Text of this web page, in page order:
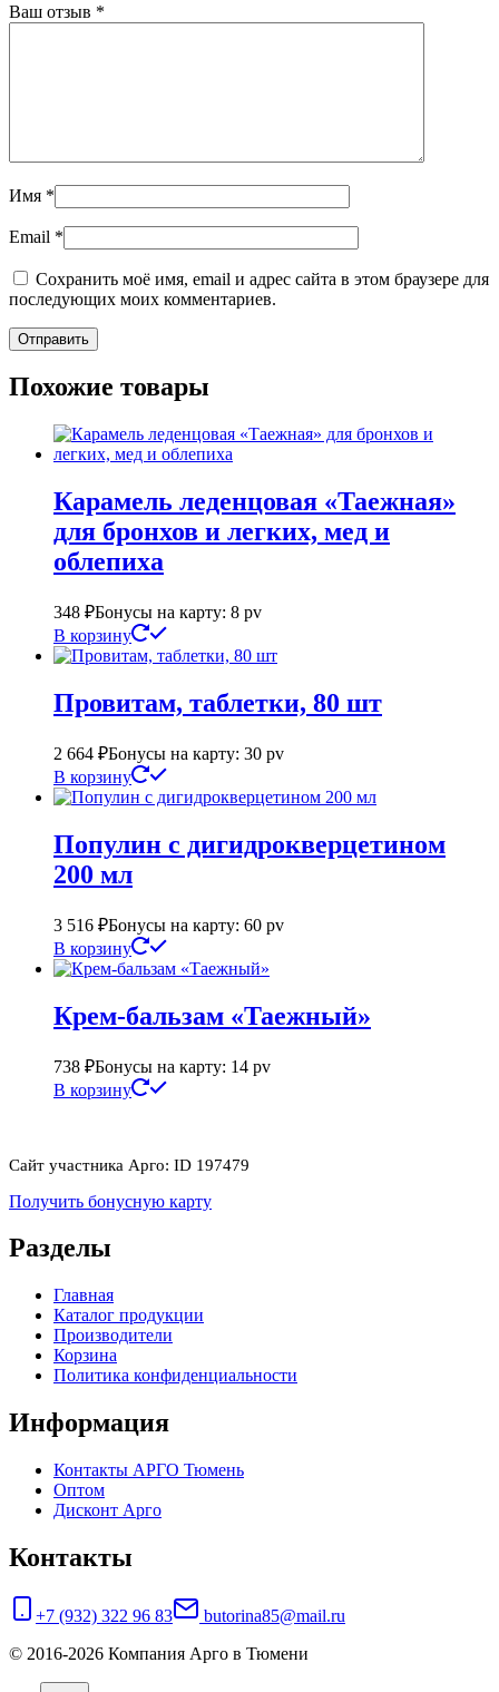
Ваш отзыв *
Имя *
Email *
Сохранить моё имя, email и адрес сайта в этом браузере для
последующих моих комментариев.
Похожие товары
Карамель леденцовая «Таежная»
для бронхов и легких, мед и
облепиха
348 ₽Бонусы на карту: 8 pv
В корзину
Провитам, таблетки, 80 шт
2 664 ₽Бонусы на карту: 30 pv
В корзину
Популин с дигидрокверцетином
200 мл
3 516 ₽Бонусы на карту: 60 pv
В корзину
Крем-бальзам «Таежный»
738 ₽Бонусы на карту: 14 pv
В корзину
Сайт участника Арго: ID 197479
Получить бонусную карту
Разделы
Главная
Каталог продукции
Производители
Корзина
Политика конфиденциальности
Информация
Контакты АРГО Тюмень
Оптом
Дисконт Арго
Контакты
+7 (932) 322 96 83
butorina85@mail.ru
© 2016-2026 Компания Арго в Тюмени